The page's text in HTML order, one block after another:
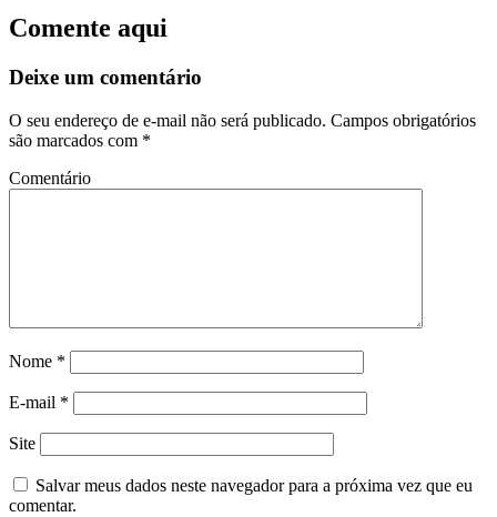
Comente aqui
Deixe um comentário
O seu endereço de e-mail não será publicado. Campos obrigatórios
são marcados com *
Comentário
Nome *
E-mail *
Site
Salvar meus dados neste navegador para a próxima vez que eu
comentar.